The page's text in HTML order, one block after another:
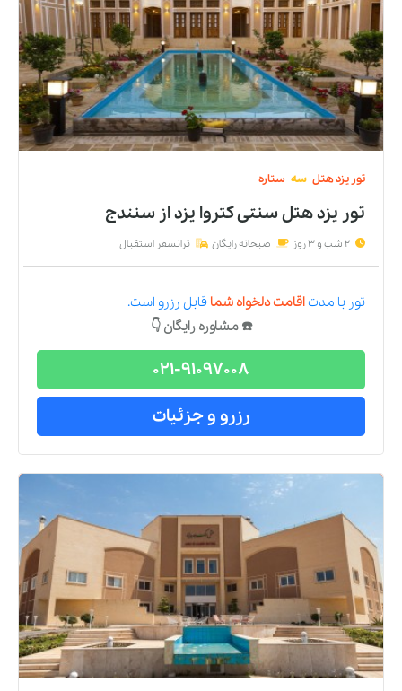
تور یزدهتل سه ستاره
تور یزد هتل سنتی کتروا يزداز سنندج
2 شب و 3 روز صبحانه رایگان ترانسفر استقبال
تور با مدتاقامت دلخواه شما قابل رزرو است.
☎️ مشاوره رایگان 👇
021-91097008
رزرو و جزئیات